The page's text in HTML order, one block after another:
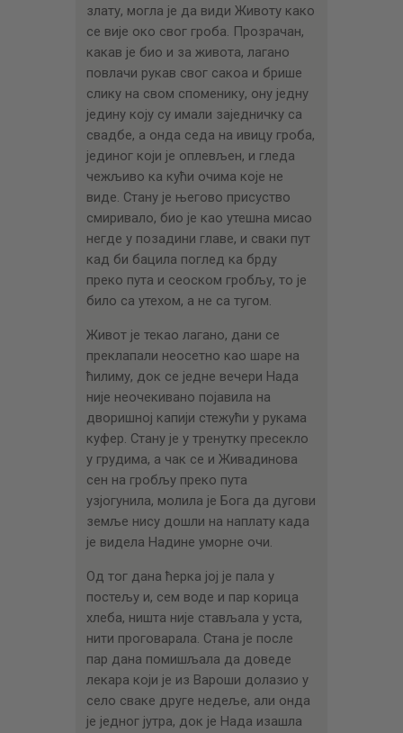
злату, могла је да види Животу како
се вије око свог гроба. Прозрачан,
какав је био и за живота, лагано
повлачи рукав свог сакоа и брише
слику на свом споменику, ону једну
једину коју су имали заједничку са
свадбе, а онда седа на ивицу гроба,
јединог који је оплевљен, и гледа
чежљиво ка кући очима које не
виде. Стану је његово присуство
смиривало, био је као утешна мисао
негде у позадини главе, и сваки пут
кад би бацила поглед ка брду
преко пута и сеоском гробљу, то је
било са утехом, а не са тугом.
Живот је текао лагано, дани се
преклапали неосетно као шаре на
ћилиму, док се једне вечери Нада
није неочекивано појавила на
дворишној капији стежући у рукама
куфер. Стану је у тренутку пресекло
у грудима, а чак се и Живадинова
сен на гробљу преко пута
узјогунила, молила је Бога да дугови
земље нису дошли на наплату када
је видела Надине уморне очи.
Од тог дана ћерка јој је пала у
постељу и, сем воде и пар корица
хлеба, ништа није стављала у уста,
нити проговарала. Стана је после
пар дана помишљала да доведе
лекара који је из Вароши долазио у
село сваке друге недеље, али онда
је једног јутра, док је Нада изашла